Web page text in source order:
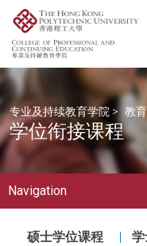
专业及持续教育学院 > 教育
学位衔接课程
Navigation
硕士学位课程